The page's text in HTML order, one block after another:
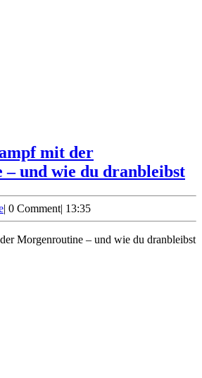
mit der
und wie du dranbleibst
Lime
Time
| 0 Comment| 13:35
Morgenroutine – und wie du dranbleibst